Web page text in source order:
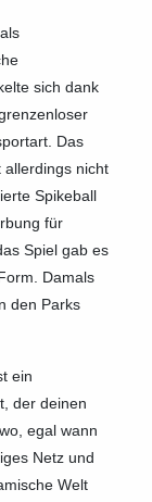
sich dank
Das
allerdings nicht
Spikeball
für
Spiel gab es
Damals
den Parks
ein
der deinen
egal wann
Netz und
Welt